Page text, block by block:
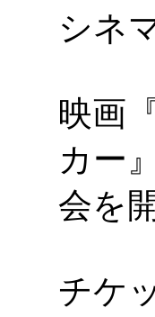
シネ
映画
カー
会を
チケ